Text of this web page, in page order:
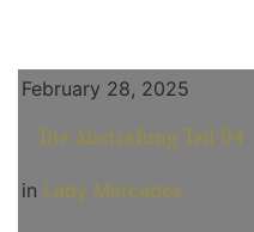
February 28, 2025
Die Abstrafung Teil 04
in Lady Mercedes